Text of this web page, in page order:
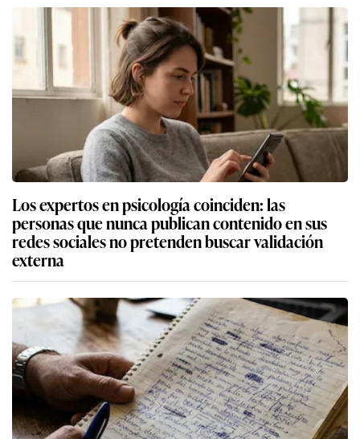
Los expertos en psicología coinciden: las
personas que nunca publican contenido en sus
redes sociales no pretenden buscar validación
externa